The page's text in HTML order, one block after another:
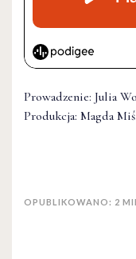
Prowadzenie: Julia
Produkcja: Magda
OPUBLIKOWANO: 2